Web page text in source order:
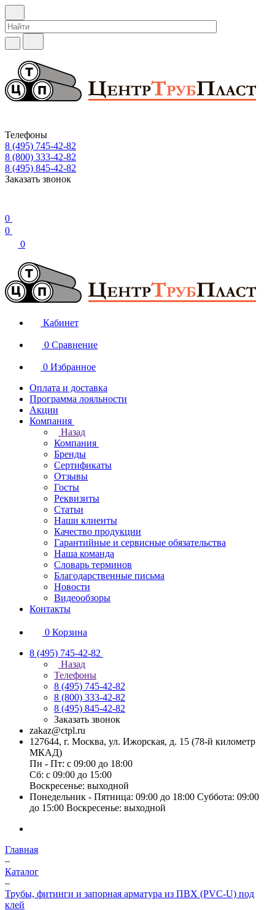
Телефоны
8 (495) 745-42-82
8 (800) 333-42-82
8 (495) 845-42-82
Заказать звонок
0
0
0
Кабинет
0 Сравнение
0 Избранное
Оплата и доставка
Программа лояльности
Акции
Компания
Назад
Компания
Бренды
Сертификаты
Отзывы
Госты
Реквизиты
Статьи
Наши клиенты
Качество продукции
Гарантийные и сервисные обязательства
Наша команда
Словарь терминов
Благодарственные письма
Новости
Видеообзоры
Контакты
0 Корзина
8 (495) 745-42-82
Назад
Телефоны
8 (495) 745-42-82
8 (800) 333-42-82
8 (495) 845-42-82
Заказать звонок
zakaz@ctpl.ru
127644, г. Москва, ул. Ижорская, д. 15 (78-й километр
МКАД)
Пн - Пт: с 09:00 до 18:00
Сб: с 09:00 до 15:00
Воскресенье: выходной
Понедельник - Пятница: 09:00 до 18:00 Суббота: 09:00
до 15:00 Воскресенье: выходной
Главная
–
Каталог
–
Трубы, фитинги и запорная арматура из ПВХ (PVC-U) под
клей